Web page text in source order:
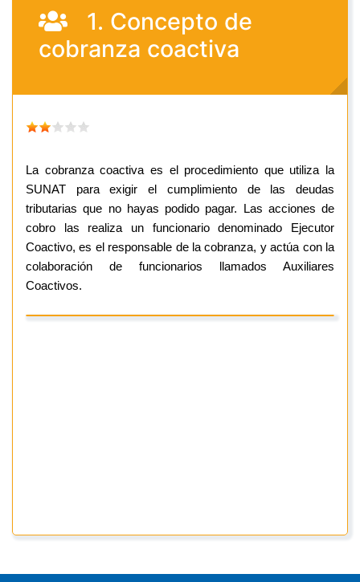
1. Concepto de
cobranza coactiva
La cobranza coactiva es el procedimiento que utiliza la
SUNAT para exigir el cumplimiento de las deudas
tributarias que no hayas podido pagar. Las acciones de
cobro las realiza un funcionario denominado Ejecutor
Coactivo, es el responsable de la cobranza, y actúa con la
colaboración de funcionarios llamados Auxiliares
Coactivos.